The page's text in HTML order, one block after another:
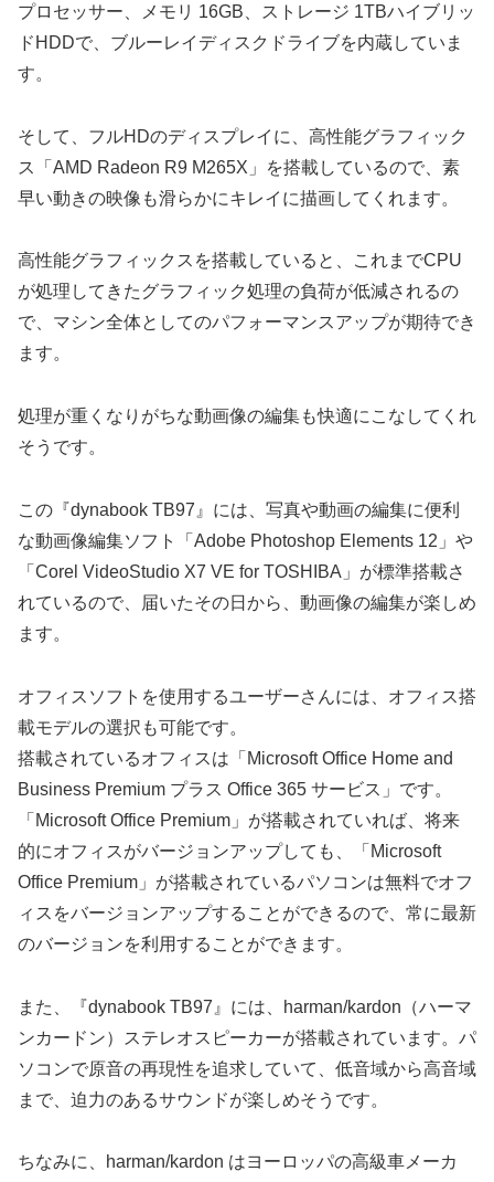
プロセッサー、メモリ 16GB、ストレージ 1TBハイブリッ
ドHDDで、ブルーレイディスクドライブを内蔵していま
す。
そして、フルHDのディスプレイに、高性能グラフィック
ス「AMD Radeon R9 M265X」を搭載しているので、素
早い動きの映像も滑らかにキレイに描画してくれます。
高性能グラフィックスを搭載していると、これまでCPU
が処理してきたグラフィック処理の負荷が低減されるの
で、マシン全体としてのパフォーマンスアップが期待でき
ます。
処理が重くなりがちな動画像の編集も快適にこなしてくれ
そうです。
この『dynabook TB97』には、写真や動画の編集に便利
な動画像編集ソフト「Adobe Photoshop Elements 12」や
「Corel VideoStudio X7 VE for TOSHIBA」が標準搭載さ
れているので、届いたその日から、動画像の編集が楽しめ
ます。
オフィスソフトを使用するユーザーさんには、オフィス搭
載モデルの選択も可能です。
搭載されているオフィスは「Microsoft Office Home and
Business Premium プラス Office 365 サービス」です。
「Microsoft Office Premium」が搭載されていれば、将来
的にオフィスがバージョンアップしても、「Microsoft
Office Premium」が搭載されているパソコンは無料でオフ
ィスをバージョンアップすることができるので、常に最新
のバージョンを利用することができます。
また、『dynabook TB97』には、harman/kardon（ハーマ
ンカードン）ステレオスピーカーが搭載されています。パ
ソコンで原音の再現性を追求していて、低音域から高音域
まで、迫力のあるサウンドが楽しめそうです。
ちなみに、harman/kardon はヨーロッパの高級車メーカ